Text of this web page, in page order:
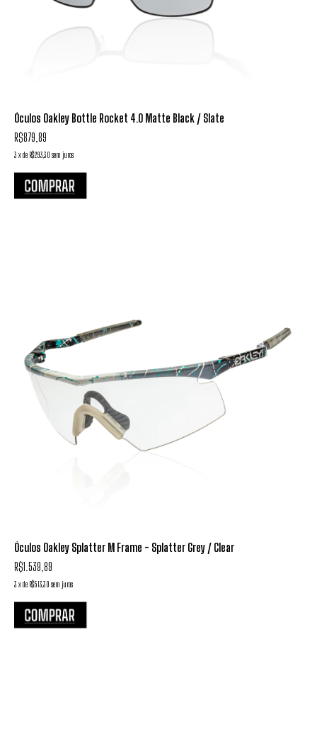
Óculos Oakley Bottle Rocket 4.0 Matte Black / Slate
R$879,89
3 xde R$293,30 sem juros
Óculos Oakley Splatter M Frame - Splatter Grey / Clear
R$1.539,89
3 xde R$513,30 sem juros